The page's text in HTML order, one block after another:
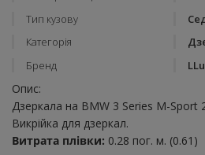
Тип кузову
Категорія
Бренд
Опис:
Дзеркала на BMW 3 Series M-Sport
Викрійка для дзеркал.
Витрата плівки: 0.28 пог. м. (0.61)